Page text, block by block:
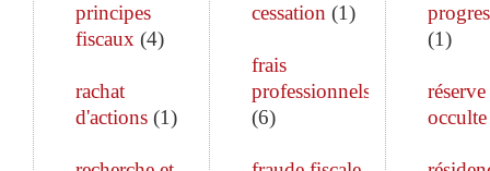
principes
fiscaux (4)
rachat
d'actions (1)
cessation (1)
frais
professionnels
(6)
(1)
réserve
occulte